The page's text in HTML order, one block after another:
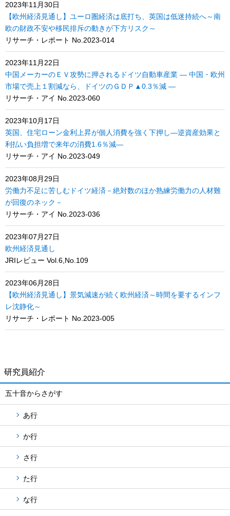
2023年11月30日
【欧州経済見通し】ユーロ圏経済は底打ち、英国は低迷持続へ～南
欧の財政不安や移民排斥の動きが下方リスク～
リサーチ・レポート No.2023-014
2023年11月22日
中国メーカーのＥＶ攻勢に押されるドイツ自動車産業 ― 中国・欧州
市場で売上１割減なら、ドイツのＧＤＰ▲0.3％減 ―
リサーチ・アイ No.2023-060
2023年10月17日
英国、住宅ローン金利上昇が個人消費を強く下押し―逆資産効果と
利払い負担増で来年の消費1.6％減―
リサーチ・アイ No.2023-049
2023年08月29日
労働力不足に苦しむドイツ経済－絶対数のほか熟練労働力の人材難
が回復のネック－
リサーチ・アイ No.2023-036
2023年07月27日
欧州経済見通し
JRIレビュー Vol.6,No.109
2023年06月28日
【欧州経済見通し】景気減速が続く欧州経済～時間を要するインフ
レ沈静化～
リサーチ・レポート No.2023-005
研究員紹介
五十音からさがす
あ行
か行
さ行
た行
な行